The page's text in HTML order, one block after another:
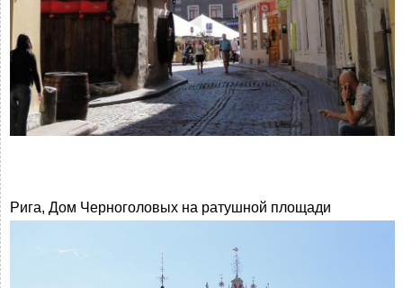
Рига, Дом Черноголовых на ратушной площади